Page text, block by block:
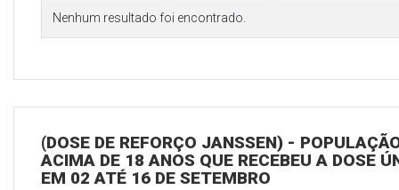
Nenhum resultado foi encontrado.
(DOSE DE REFORÇO JANSSEN) -
ACIMA DE 18 ANOS QUE RECEBEU A DOSE
EM 02 ATÉ 16 DE SETEMBRO